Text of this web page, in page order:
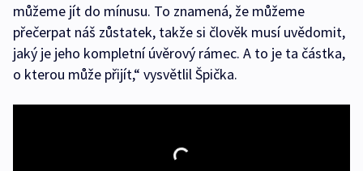
můžeme jít do mínusu. To znamená, že můžeme
přečerpat náš zůstatek, takže si člověk musí uvědomit,
jaký je jeho kompletní úvěrový rámec. A to je ta částka,
o kterou může přijít,“ vysvětlil Špička.